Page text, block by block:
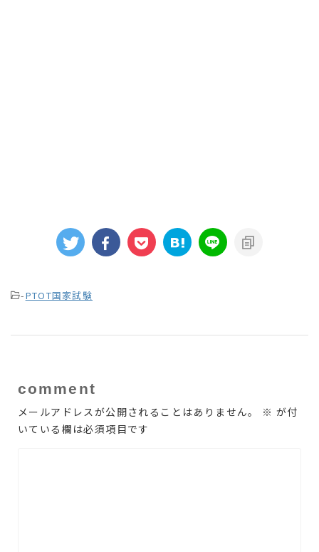
-PTOT国家試験
comment
メールアドレスが公開されることはありません。 ※ が付
いている欄は必須項目です